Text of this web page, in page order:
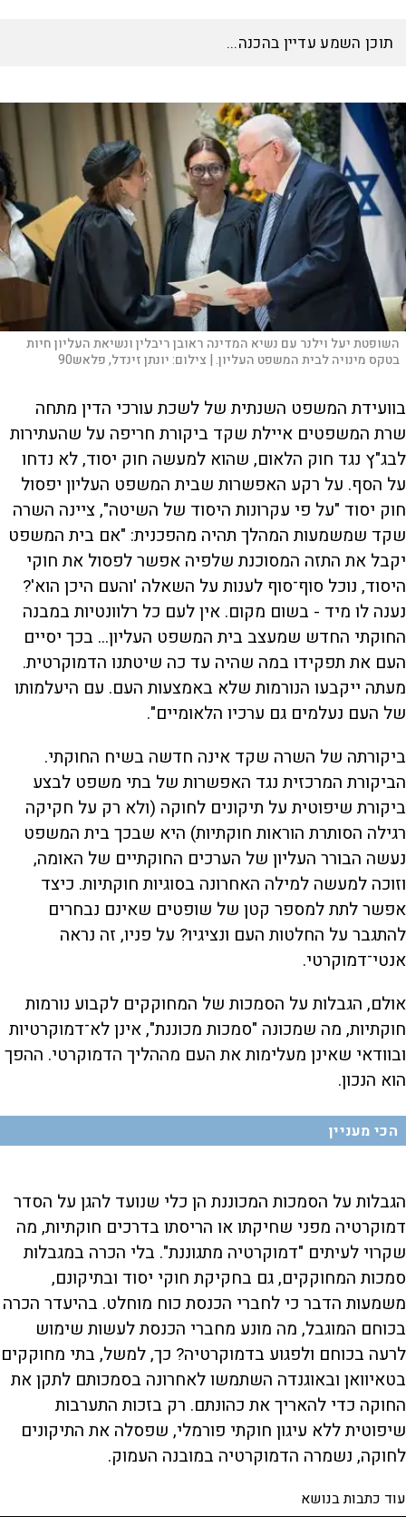
תוכן השמע עדיין בהכנה...
השופטת יעל וילנר עם נשיא המדינה ראובן ריבלין ונשיאת העליון חיות
בטקס מינויה לבית המשפט העליון. | צילום:יונתן זינדל, פלאש90
בוועידת המשפט השנתית של לשכת עורכי הדין מתחה
שרת המשפטים איילת שקד ביקורת חריפה על שהעתירות
לבג"ץ נגד חוק הלאום, שהוא למעשה חוק יסוד, לא נדחו
על הסף. על רקע האפשרות שבית המשפט העליון יפסול
חוק יסוד "על פי עקרונות היסוד של השיטה", ציינה השרה
שקד שמשמעות המהלך תהיה מהפכנית: "אם בית המשפט
יקבל את התזה המסוכנת שלפיה אפשר לפסול את חוקי
היסוד, נוכל סוף־סוף לענות על השאלה 'והעם היכן הוא'?
נענה לו מיד - בשום מקום. אין לעם כל רלוונטיות במבנה
החוקתי החדש שמעצב בית המשפט העליון... בכך יסיים
העם את תפקידו במה שהיה עד כה שיטתנו הדמוקרטית.
מעתה ייקבעו הנורמות שלא באמצעות העם. עם היעלמותו
של העם נעלמים גם ערכיו הלאומיים".
ביקורתה של השרה שקד אינה חדשה בשיח החוקתי.
הביקורת המרכזית נגד האפשרות של בתי משפט לבצע
ביקורת שיפוטית על תיקונים לחוקה (ולא רק על חקיקה
רגילה הסותרת הוראות חוקתיות) היא שבכך בית המשפט
נעשה הבורר העליון של הערכים החוקתיים של האומה,
וזוכה למעשה למילה האחרונה בסוגיות חוקתיות. כיצד
אפשר לתת למספר קטן של שופטים שאינם נבחרים
להתגבר על החלטות העם ונציגיו? על פניו, זה נראה
אנטי־דמוקרטי.
אולם, הגבלות על הסמכות של המחוקקים לקבוע נורמות
חוקתיות, מה שמכונה "סמכות מכוננת", אינן לא־דמוקרטיות
ובוודאי שאינן מעלימות את העם מההליך הדמוקרטי. ההפך
הוא הנכון.
הכי מעניין
הגבלות על הסמכות המכוננת הן כלי שנועד להגן על הסדר
דמוקרטיה מפני שחיקתו או הריסתו בדרכים חוקתיות, מה
שקרוי לעיתים "דמוקרטיה מתגוננת". בלי הכרה במגבלות
סמכות המחוקקים, גם בחקיקת חוקי יסוד ובתיקונם,
משמעות הדבר כי לחברי הכנסת כוח מוחלט. בהיעדר הכרה
בכוחם המוגבל, מה מונע מחברי הכנסת לעשות שימוש
לרעה בכוחם ולפגוע בדמוקרטיה? כך, למשל, בתי מחוקקים
בטאיוואן ובאוגנדה השתמשו לאחרונה בסמכותם לתקן את
החוקה כדי להאריך את כהונתם. רק בזכות התערבות
שיפוטית ללא עיגון חוקתי פורמלי, שפסלה את התיקונים
לחוקה, נשמרה הדמוקרטיה במובנה העמוק.
עוד כתבות בנושא